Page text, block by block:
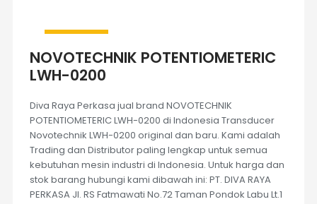
NOVOTECHNIK POTENTIOMETERIC
LWH-0200
Diva Raya Perkasa jual brand NOVOTECHNIK
POTENTIOMETERIC LWH-0200 di Indonesia Transducer
Novotechnik LWH-0200 original dan baru. Kami adalah
Trading dan Distributor paling lengkap untuk semua
kebutuhan mesin industri di Indonesia. Untuk harga dan
stok barang hubungi kami dibawah ini: PT. DIVA RAYA
PERKASA Jl. RS Fatmawati No.72 Taman Pondok Labu Lt.1